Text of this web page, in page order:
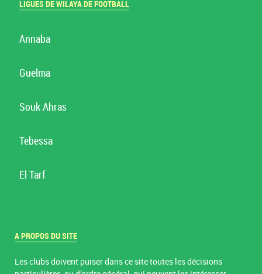
LIGUES DE WILAYA DE FOOTBALL
Annaba
Guelma
Souk Ahras
Tebessa
El Tarf
A PROPOS DU SITE
Les clubs doivent puiser dans ce site toutes les décisions